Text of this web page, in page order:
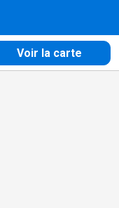
Voir la carte